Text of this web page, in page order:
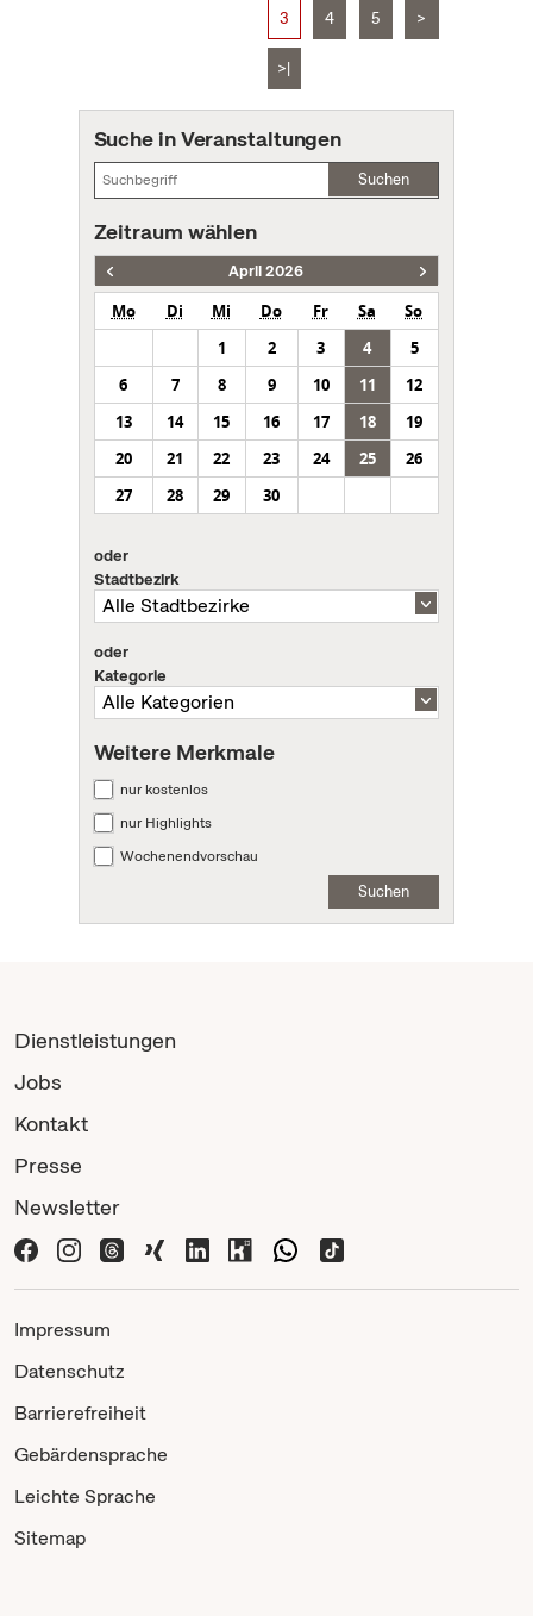
3 4 5 >
>|
Suche in Veranstaltungen
Suchen
Zeitraum wählen
April 2026
Mo Di Mi Do Fr Sa
So
1
2 3 4
5
6
7 8 9 10 11
12
13
14 15 16 17 18
19
20
21 22 23 24 25
26
27
28 29 30
oder
Stadtbezirk
oder
Kategorie
Weitere Merkmale
nur kostenlos
nur Highlights
Wochenendvorschau
Suchen
Dienstleistungen
Jobs
Kontakt
Presse
Newsletter
Impressum
Datenschutz
Barrierefreiheit
Gebärdensprache
Leichte Sprache
Sitemap